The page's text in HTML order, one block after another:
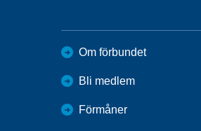
Om förbundet
Bli medlem
Förmåner